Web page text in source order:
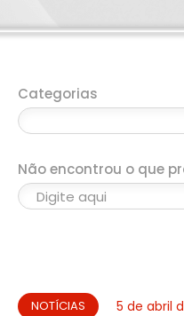
Categorias
Não encontrou o que
NOTÍCIAS 5 de abril